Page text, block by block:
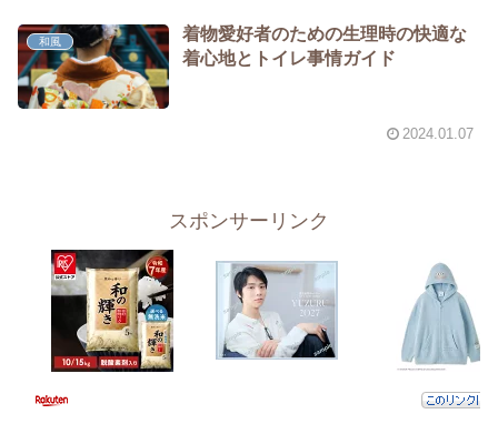
和風
着物愛好者のための生理時の快適な
着心地とトイレ事情ガイド
2024.01.07
スポンサーリンク